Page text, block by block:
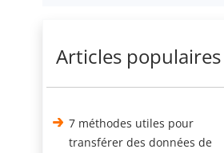
Articles populaires
7 méthodes utiles pour
transférer des données de